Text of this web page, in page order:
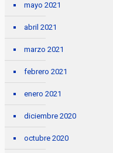
mayo 2021
abril 2021
marzo 2021
febrero 2021
enero 2021
diciembre 2020
octubre 2020